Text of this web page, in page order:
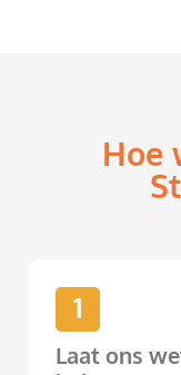
Hoe
1
Laat ons